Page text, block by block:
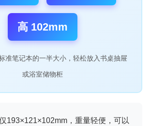
高 102mm
准笔记本的一半大小，轻松放入书桌抽屉
或浴室储物柜
193×121×102mm，重量轻便，可以